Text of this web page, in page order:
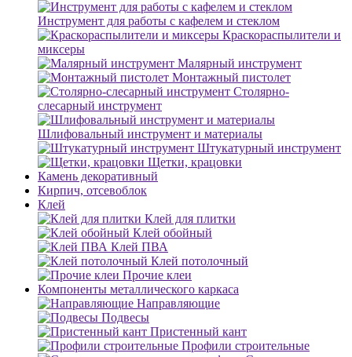
Инструмент для работы с кафелем и стеклом
Краскораспылители и
миксеры
Малярный инструмент
Монтажный пистолет
Столярно-
слесарный инструмент
Шлифовальный инструмент и материалы
Штукатурный инструмент
Щетки, крацовки
Камень декоративный
Кирпич, отсевоблок
Клей
Клей для плитки
Клей обойный
Клей ПВА
Клей потолочный
Прочие клеи
Компоненты металлического каркаса
Направляющие
Подвесы
Пристенный кант
Профили строительные